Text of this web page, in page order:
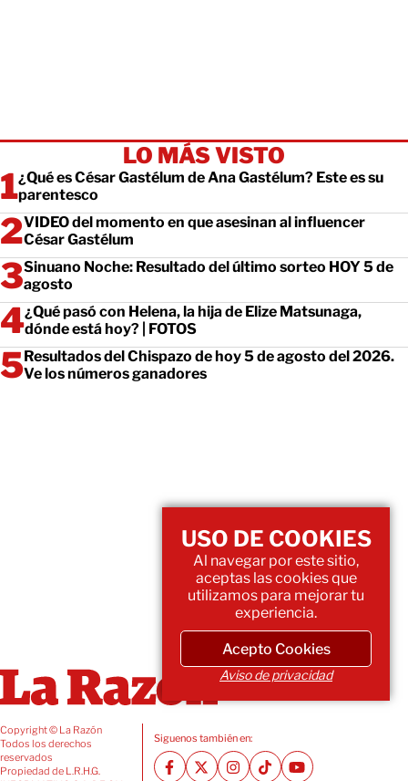
LO MÁS VISTO
¿Qué es César Gastélum de Ana Gastélum? Este es su
parentesco
VIDEO del momento en que asesinan al influencer
César Gastélum
Sinuano Noche: Resultado del último sorteo HOY 5 de
agosto
¿Qué pasó con Helena, la hija de Elize Matsunaga,
dónde está hoy? | FOTOS
Resultados del Chispazo de hoy 5 de agosto del 2026.
Ve los números ganadores
Copyright © La Razón
Todos los derechos
reservados
Propiedad de L.R.H.G.
Siguenos también en:
USO DE COOKIES
Al navegar por este sitio,
aceptas las cookies que
utilizamos para mejorar tu
experiencia.
Acepto Cookies
Aviso de privacidad